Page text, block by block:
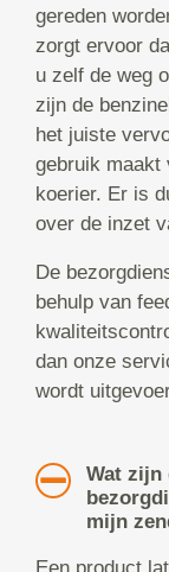
gereden
zorgt ervoor
u zelf de weg
zijn de
het juiste
gebruik maakt
koerier. Er is
over de inzet
De
behulp van
dan onze
wordt
Wat zijn
mijn